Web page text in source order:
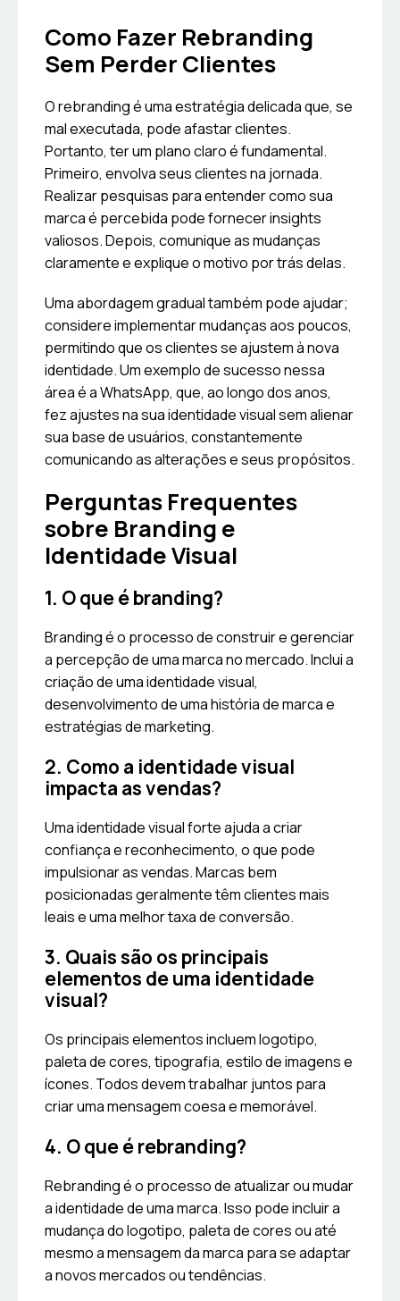
Como Fazer Rebranding
Sem Perder Clientes
O rebranding é uma estratégia delicada que, se
mal executada, pode afastar clientes.
Portanto, ter um plano claro é fundamental.
Primeiro, envolva seus clientes na jornada.
Realizar pesquisas para entender como sua
marca é percebida pode fornecer insights
valiosos. Depois, comunique as mudanças
claramente e explique o motivo por trás delas.
Uma abordagem gradual também pode ajudar;
considere implementar mudanças aos poucos,
permitindo que os clientes se ajustem à nova
identidade. Um exemplo de sucesso nessa
área é a WhatsApp, que, ao longo dos anos,
fez ajustes na sua identidade visual sem alienar
sua base de usuários, constantemente
comunicando as alterações e seus propósitos.
Perguntas Frequentes
sobre Branding e
Identidade Visual
1. O que é branding?
Branding é o processo de construir e gerenciar
a percepção de uma marca no mercado. Inclui a
criação de uma identidade visual,
desenvolvimento de uma história de marca e
estratégias de marketing.
2. Como a identidade visual
impacta as vendas?
Uma identidade visual forte ajuda a criar
confiança e reconhecimento, o que pode
impulsionar as vendas. Marcas bem
posicionadas geralmente têm clientes mais
leais e uma melhor taxa de conversão.
3. Quais são os principais
elementos de uma identidade
visual?
Os principais elementos incluem logotipo,
paleta de cores, tipografia, estilo de imagens e
ícones. Todos devem trabalhar juntos para
criar uma mensagem coesa e memorável.
4. O que é rebranding?
Rebranding é o processo de atualizar ou mudar
a identidade de uma marca. Isso pode incluir a
mudança do logotipo, paleta de cores ou até
mesmo a mensagem da marca para se adaptar
a novos mercados ou tendências.